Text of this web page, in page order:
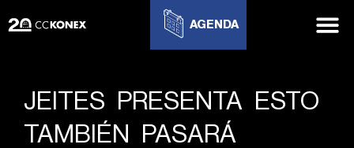
AGENDA
JEITES PRESENTA ESTO
TAMBIÉN PASARÁ